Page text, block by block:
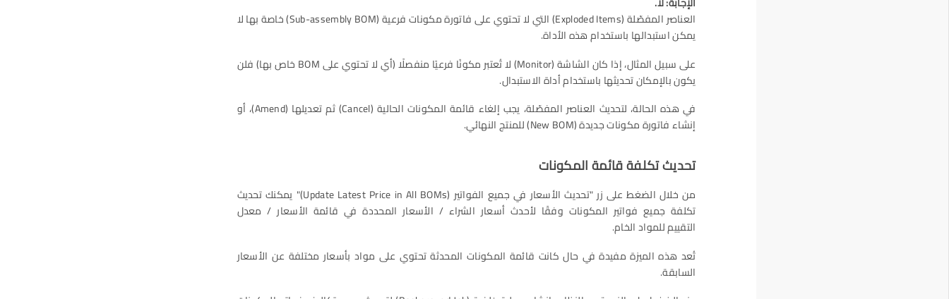
العناصر المفصّلة (Exploded Items) التي لا تحتوي على فاتورة مكونات فرعية (Sub-assembly BOM) خاصة بها لا
يمكن استبدالها باستخدام هذه الأداة.
على سبيل المثال، إذا كان الشاشة (Monitor) لا تُعتبر مكونًا فرعيًا منفصلًا (أي لا تحتوي على BOM خاص بها) فلن
يكون بالإمكان تحديثها باستخدام أداة الاستبدال.
في هذه الحالة، لتحديث العناصر المفصّلة، يجب إلغاء قائمة المكونات الحالية (Cancel) ثم تعديلها (Amend)، أو
إنشاء فاتورة مكونات جديدة (New BOM) للمنتج النهائي.
تحديث تكلفة قائمة المكونات
من خلال الضغط على زر "تحديث الأسعار في جميع الفواتير (Update Latest Price in All BOMs)" يمكنك تحديث
تكلفة جميع فواتير المكونات وفقًا لأحدث أسعار الشراء / الأسعار المحددة في قائمة الأسعار / معدل
التقييم للمواد الخام.
تُعد هذه الميزة مفيدة في حال كانت قائمة المكونات المحدثة تحتوي على مواد بأسعار مختلفة عن الأسعار
السابقة.